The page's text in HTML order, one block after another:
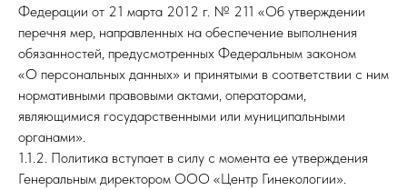
Федерации от 21 марта 2012 г. № 211 «Об утверждении
перечня мер, направленных на обеспечение выполнения
обязанностей, предусмотренных Федеральным законом
«О персональных данных» и принятыми в соответствии с ним
нормативными правовыми актами, операторами,
являющимися государственными или муниципальными
органами».
1.1.2. Политика вступает в силу с момента ее утверждения
Генеральным директором ООО «Центр Гинекологии».